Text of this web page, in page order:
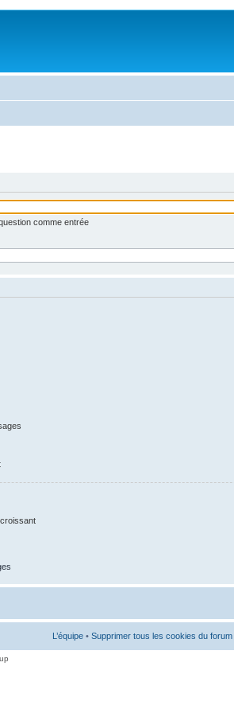
comme entrée
L’équipe • Supprimer tous les cookies du forum